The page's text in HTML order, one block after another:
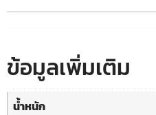
ข้อมูลเพิ่มเติม
น้ำหนัก